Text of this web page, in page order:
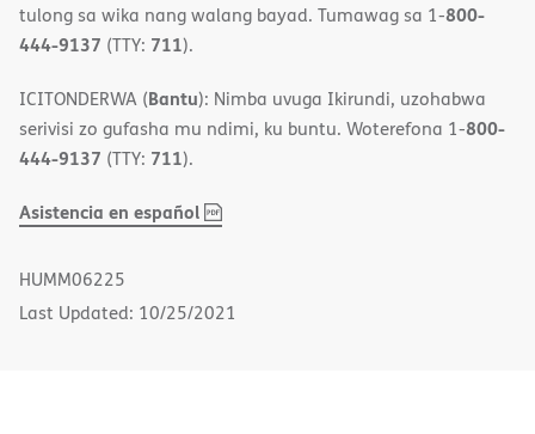
tulong sa wika nang walang bayad. Tumawag sa 1-800-
444-9137 (TTY: 711).
ICITONDERWA (Bantu): Nimba uvuga Ikirundi, uzohabwa
serivisi zo gufasha mu ndimi, ku buntu. Woterefona 1-800-
444-9137 (TTY: 711).
Asistencia en español,
(opens
HUMM06225
Last Updated: 10/25/2021